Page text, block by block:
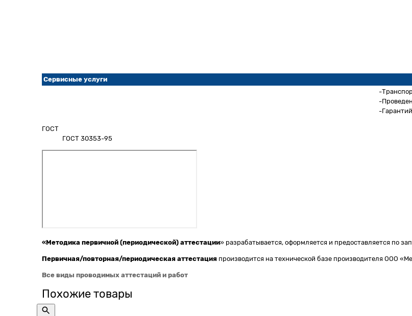
Сервисные услуги
-
-
-
ГОСТ
ГОСТ 30353-95
«Методика первичной (периодической) аттестации» разрабатывается, оформляется и предоставляется по
Первичная/повторная/периодическая аттестация производится на технической базе производителя ООО
Все виды проводимых аттестаций и работ
Похожие товары